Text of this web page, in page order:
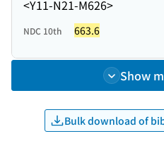
<Y11-N21-M626>
NDC 10th 663.6
Show
Bulk download of